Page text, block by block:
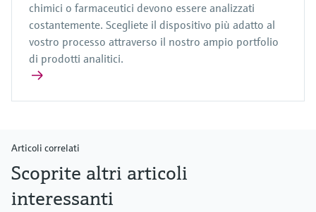
chimici o farmaceutici devono essere analizzati
costantemente. Scegliete il dispositivo più adatto al
vostro processo attraverso il nostro ampio portfolio
di prodotti analitici.
Articoli correlati
Scoprite altri articoli
interessanti